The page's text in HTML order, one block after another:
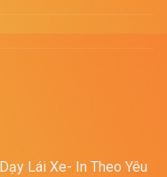
Lái Xe- In Theo Yêu